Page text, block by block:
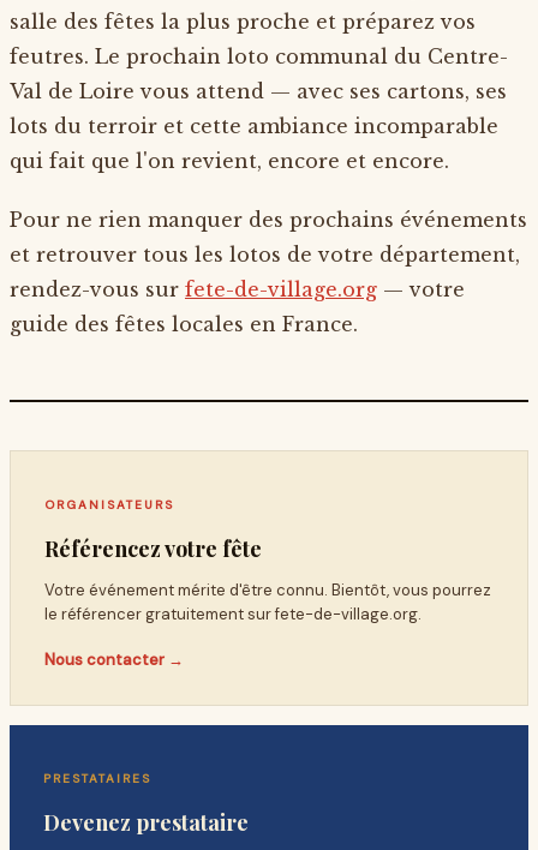
salle des fêtes la plus proche et préparez vos
feutres. Le prochain loto communal du Centre-
Val de Loire vous attend — avec ses cartons, ses
lots du terroir et cette ambiance incomparable
qui fait que l'on revient, encore et encore.
Pour ne rien manquer des prochains événements
et retrouver tous les lotos de votre département,
rendez-vous sur fete-de-village.org — votre
guide des fêtes locales en France.
ORGANISATEURS
Référencez votre fête
Votre événement mérite d'être connu. Bientôt, vous pourrez
le référencer gratuitement surfete-de-village.org.
Nous contacter →
PRESTATAIRES
Devenez prestataire